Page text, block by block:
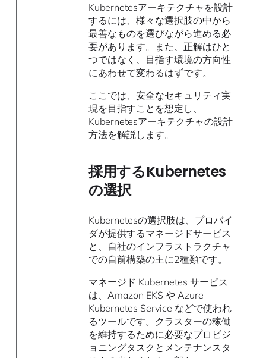
Kubernetesアーキテクチャを設計
するには、様々な選択肢の中から
最善なものを選びながら進める必
要があります。また、正解はひと
つではなく、目指す環境の方向性
にあわせて変わるはずです。
ここでは、安全なセキュリティ実
現を目指すことを想定し、
Kubernetesアーキテクチャの設計
方法を解説します。
採用するKubernetes
の選択
Kubernetesの選択肢は、プロバイ
ダが提供するマネージドサービス
と、自社のインフラストラクチャ
での自前構築の主に2種類です。
マネージド Kubernetes サービス
は、Amazon EKS や Azure
Kubernetes Service などで使われ
るツールです。クラスターの稼働
を維持するために必要なプロビジ
ョニングタスクとメンテナンスタ